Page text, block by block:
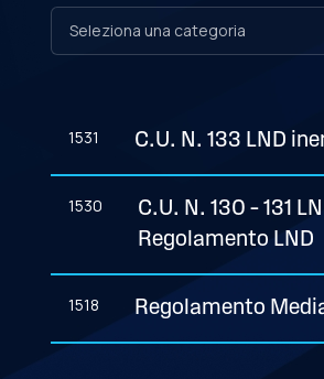
1531 C.U. N. 133 LND
1530
C.U. N. 130 – 131
Regolamento LND
1518 Regolamento